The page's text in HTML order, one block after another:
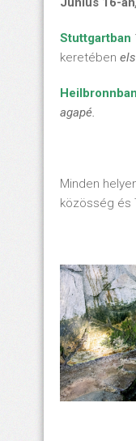
Stuttgartban
keretében
Heilbronnban
agapé.
Minden
közösség és